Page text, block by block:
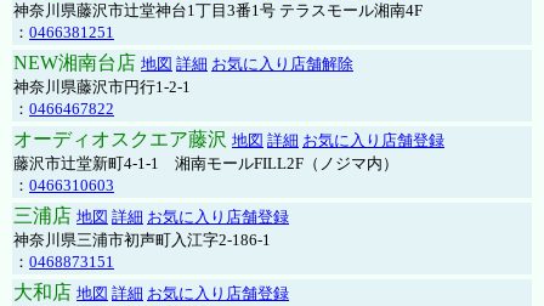
神奈川県藤沢市辻堂神台1丁目3番1号 テラスモール湘南4F
： 0466381251
NEW湘南台店 地図 詳細 お気に入り店舗解除
神奈川県藤沢市円行1-2-1
： 0466467822
オーディオスクエア藤沢 地図 詳細 お気に入り店舗登録
藤沢市辻堂新町4-1-1 湘南モールFILL2F（ノジマ内）
： 0466310603
三浦店 地図 詳細 お気に入り店舗登録
神奈川県三浦市初声町入江字2-186-1
： 0468873151
大和店 地図 詳細 お気に入り店舗登録